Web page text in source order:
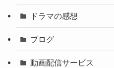
ドラマの感想
ブログ
動画配信サービス